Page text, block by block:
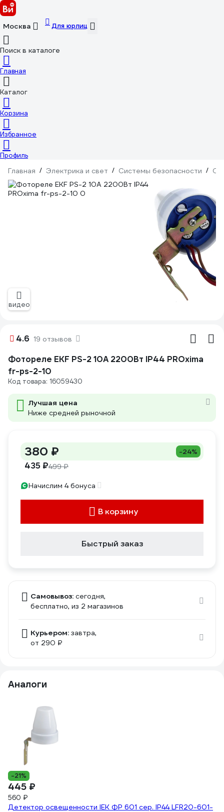
Москва Для юрлиц
Поиск в каталоге
Главная
Каталог
Корзина
Избранное
Профиль
Главная / Электрика и свет / Системы безопасности /
видео
4.6 19 отзывов
Фотореле EKF PS-2 10А 2200Вт IP44 PROxima
fr-ps-2-10
Код товара: 16059430
Лучшая цена
Ниже средней рыночной
380 ₽ -24%
435 ₽499 ₽
Начислим 4 бонуса
В корзину
Быстрый заказ
Самовывоз: сегодня,
бесплатно, из 2 магазинов
Курьером: завтра,
от 290 ₽
Аналоги
-21%
445 ₽
560 ₽
Детектор освещенности IEK ФР 601 сер. IP44 LFR20-601-